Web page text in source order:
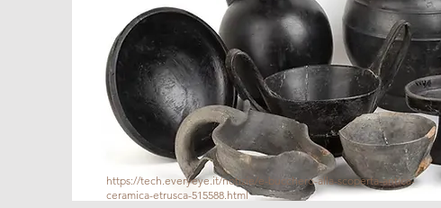
https://tech.everyeye.it/notizie/e-bucchero-alla-scoperta-antica-
ceramica-etrusca-515588.html